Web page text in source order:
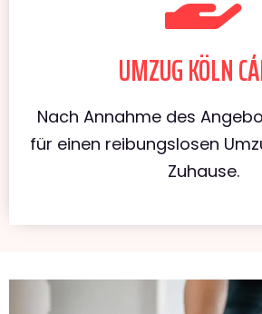
UMZUG KÖLN
Nach Annahme des
für einen reibungslosen
Zuhause.